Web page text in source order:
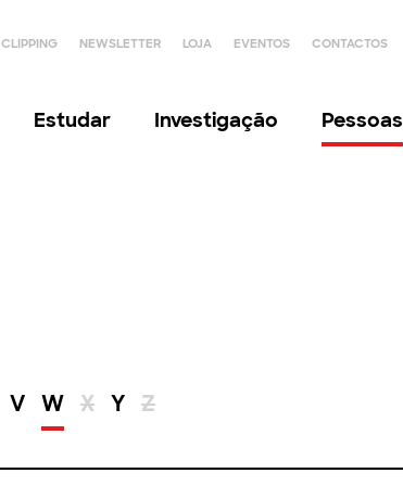
CLIPPING NEWSLETTER LOJA EVENTOS CONTACTOS
Estudar Investigação Pessoas
V W X Y Z